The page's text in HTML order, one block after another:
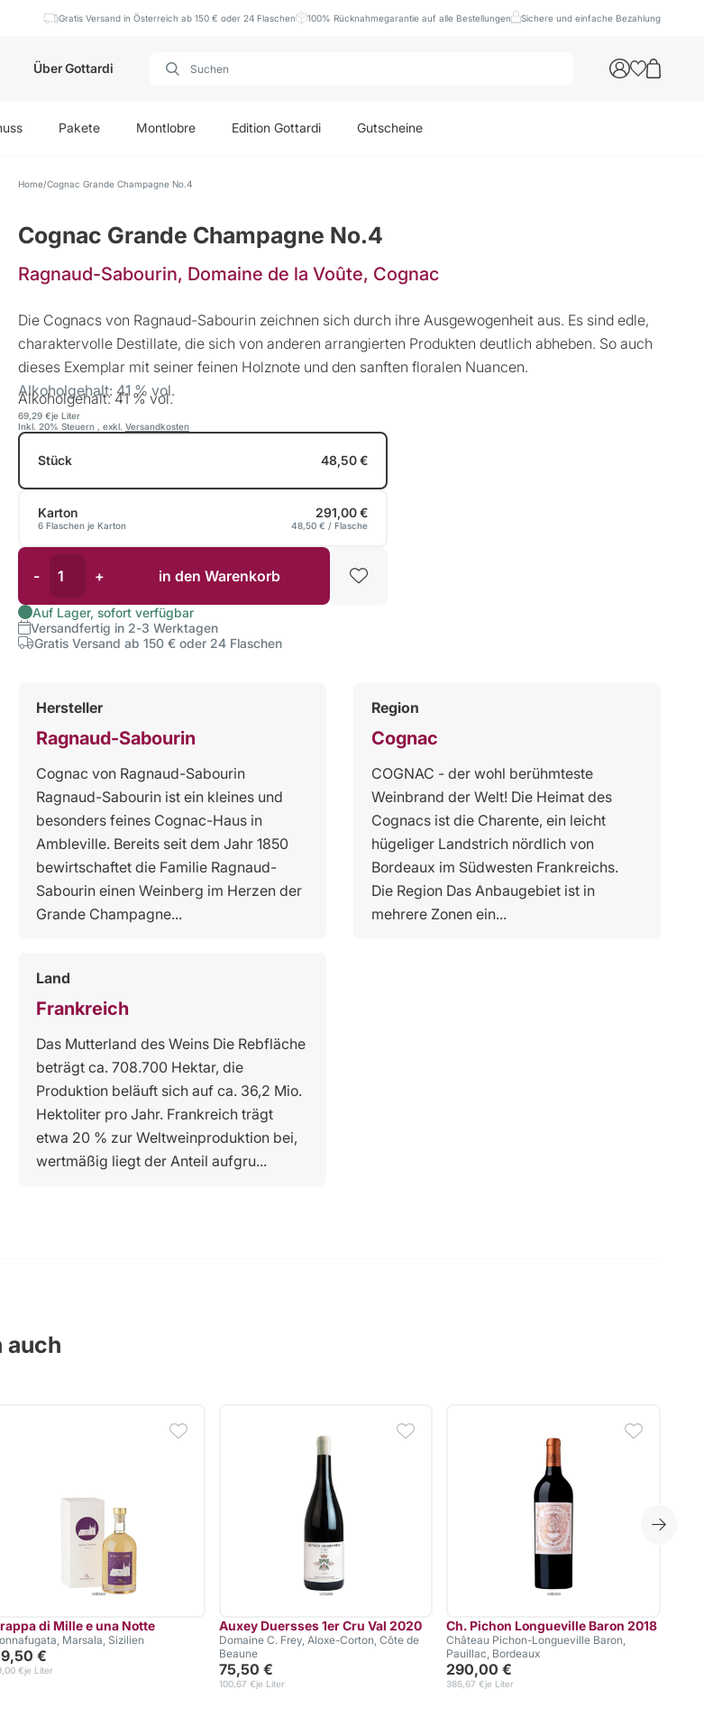
Gratis Versand in Österreich ab 150 € oder 24 Flaschen 100% Rücknahmegarantie auf alle Bestellungen Sichere und einfache Bezahlung
Über Gottardi
Pakete Montlobre Edition Gottardi Gutscheine
Home Cognac Grande Champagne No.4
Cognac Grande Champagne No.4
Ragnaud-Sabourin, Domaine de la Voûte, Cognac
Die Cognacs von Ragnaud-Sabourin zeichnen sich durch ihre Ausgewogenheit aus. Es sind edle,
charaktervolle Destillate, die sich von anderen arrangierten Produkten deutlich abheben. So auch
dieses Exemplar mit seiner feinen Holznote und den sanften floralen Nuancen.
Alkoholgehalt: 41 % vol.
Alkoholgehalt: 41 % vol.
je Liter
69,29 €
Inkl. 20% Steuern , exkl. Versandkosten
Stück 48,50 €
Karton 291,00 €
6 Flaschen je Karton 48,50 € / Flasche
- + in den Warenkorb
Auf Lager, sofort verfügbar
Versandfertig in 2-3 Werktagen
Gratis Versand ab 150 € oder 24 Flaschen
Hersteller
Ragnaud-Sabourin
Cognac von Ragnaud-Sabourin
Ragnaud-Sabourin ist ein kleines und
besonders feines Cognac-Haus in
Ambleville. Bereits seit dem Jahr 1850
bewirtschaftet die Familie Ragnaud-
Sabourin einen Weinberg im Herzen der
Grande Champagne...
Region
Cognac
COGNAC - der wohl berühmteste
Weinbrand der Welt! Die Heimat des
Cognacs ist die Charente, ein leicht
hügeliger Landstrich nördlich von
Bordeaux im Südwesten Frankreichs.
Die Region Das Anbaugebiet ist in
mehrere Zonen ein...
Land
Frankreich
Das Mutterland des Weins Die Rebfläche
beträgt ca. 708.700 Hektar, die
Produktion beläuft sich auf ca. 36,2 Mio.
Hektoliter pro Jahr. Frankreich trägt
etwa 20 % zur Weltweinproduktion bei,
wertmäßig liegt der Anteil aufgru...
auch
di Mille e una Notte
Marsala, Sizilien
€
je Liter
€
Auxey Duersses 1er Cru Val 2020
Domaine C. Frey, Aloxe-Corton, Côte de
Beaune
75,50 €
je Liter
100,67 €
Ch. Pichon Longueville Baron 2018
Château Pichon-Longueville Baron,
Pauillac, Bordeaux
290,00 €
je Liter
386,67 €